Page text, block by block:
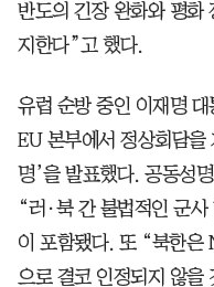
반도의 긴장 완화와 평화
지한다”고 했다.
유럽 순방 중인 이재명
EU 본부에서 정상회담
명’을 발표했다. 공동성
“러·북 간 불법적인 군
이 포함됐다. 또 “북한은
으로 결코 인정되지 않